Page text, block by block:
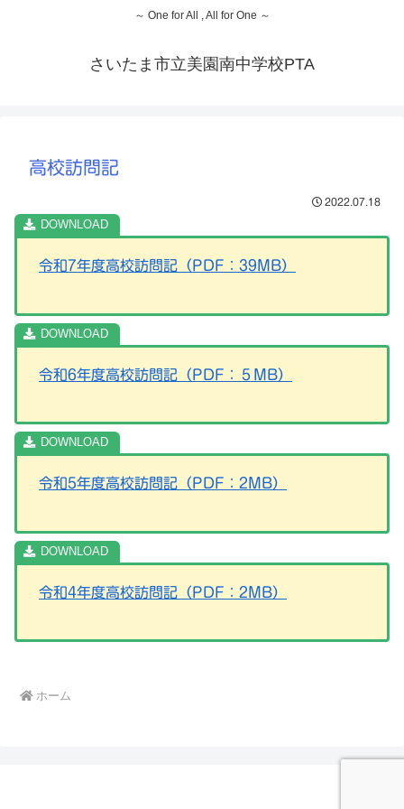
～ One for All , All for One ～
さいたま市立美園南中学校PTA
高校訪問記
2022.07.18
令和7年度高校訪問記（PDF：39MB）
令和6年度高校訪問記（PDF：５MB）
令和5年度高校訪問記（PDF：2MB）
令和4年度高校訪問記（PDF：2MB）
ホーム